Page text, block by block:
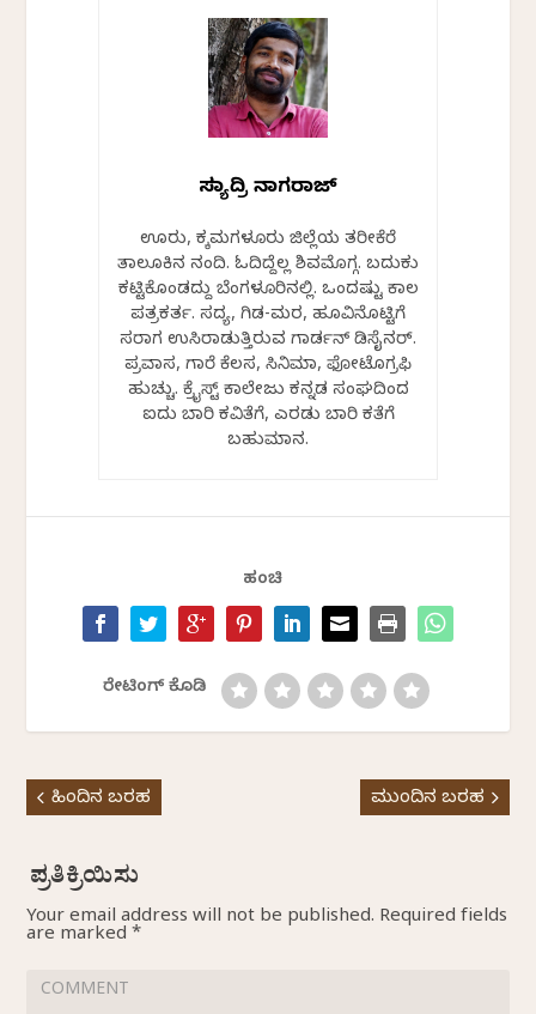
ಸಹ್ಯಾದ್ರಿ ನಾಗರಾಜ್
ಊರು, ಚಿಕ್ಕಮಗಳೂರು ಜಿಲ್ಲೆಯ ತರೀಕೆರೆ
ತಾಲೂಕಿನ ನಂದಿ. ಓದಿದ್ದೆಲ್ಲ ಶಿವಮೊಗ್ಗ. ಬದುಕು
ಕಟ್ಟಿಕೊಂಡದ್ದು ಬೆಂಗಳೂರಿನಲ್ಲಿ. ಒಂದಷ್ಟು ಕಾಲ
ಪತ್ರಕರ್ತ. ಸದ್ಯ, ಗಿಡ-ಮರ, ಹೂವಿನೊಟ್ಟಿಗೆ
ಸರಾಗ ಉಸಿರಾಡುತ್ತಿರುವ ಗಾರ್ಡನ್ ಡಿಸೈನರ್.
ಪ್ರವಾಸ, ಗಾರೆ ಕೆಲಸ, ಸಿನಿಮಾ, ಫೋಟೊಗ್ರಫಿ
ಹುಚ್ಚು. ಕ್ರೈಸ್ಟ್ ಕಾಲೇಜು ಕನ್ನಡ ಸಂಘದಿಂದ
ಐದು ಬಾರಿ ಕವಿತೆಗೆ, ಎರಡು ಬಾರಿ ಕತೆಗೆ
ಬಹುಮಾನ.
ಹಂಚಿ
ರೇಟಿಂಗ್ ಕೊಡಿ
ಹಿಂದಿನ ಬರಹ ಮುಂದಿನ ಬರಹ
Your email address will not be published. Required fields
are marked *